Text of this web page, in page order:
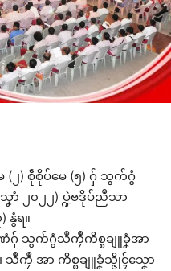
(၂) စဵုစိုပ်မေ (၅) ဂှ် သွက်ဂွံ
ာံ ၂၀၂၂) ပ္ဍဲဗဒိုပ်ညဳသာ
နွံရ။
ဏံဂှ် သွက်ဂွံသဳကၠဳကိစ္စချူခၞံအာ
သဳကၠဳ အာ ကိစ္စချူခၞံသ္ဇိုၚ်သၞော